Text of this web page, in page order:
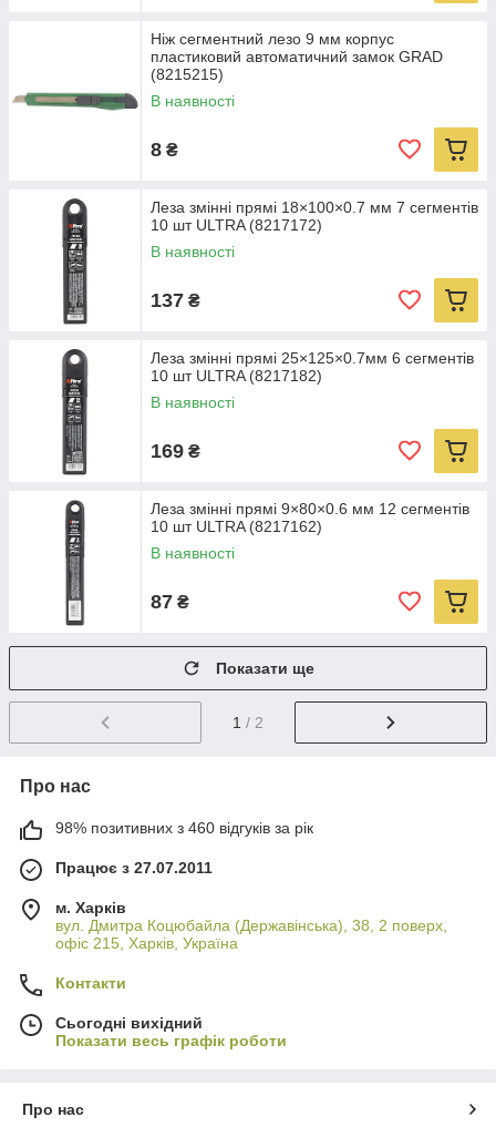
Ніж сегментний лезо 9 мм корпус
пластиковий автоматичний замок GRAD
(8215215)
В наявності
8 ₴
Леза змінні прямі 18×100×0.7 мм 7 сегментів
10 шт ULTRA (8217172)
В наявності
137 ₴
Леза змінні прямі 25×125×0.7мм 6 сегментів
10 шт ULTRA (8217182)
В наявності
169 ₴
Леза змінні прямі 9×80×0.6 мм 12 сегментів
10 шт ULTRA (8217162)
В наявності
87 ₴
Показати ще
1 / 2
Про нас
98% позитивних з 460 відгуків за рік
Працює з 27.07.2011
м. Харків
вул. Дмитра Коцюбайла (Державінська), 38, 2 поверх,
офіс 215, Харків, Україна
Контакти
Сьогодні вихідний
Показати весь графік роботи
Про нас